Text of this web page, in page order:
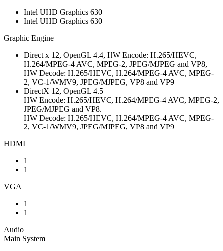
Intel UHD Graphics 630
Intel UHD Graphics 630
Graphic Engine
Direct x 12, OpenGL 4.4, HW Encode: H.265/HEVC,
H.264/MPEG-4 AVC, MPEG-2, JPEG/MJPEG and VP8,
HW Decode: H.265/HEVC, H.264/MPEG-4 AVC, MPEG-
2, VC-1/WMV9, JPEG/MJPEG, VP8 and VP9
DirectX 12, OpenGL 4.5
HW Encode: H.265/HEVC, H.264/MPEG-4 AVC, MPEG-2,
JPEG/MJPEG and VP8.
HW Decode: H.265/HEVC, H.264/MPEG-4 AVC, MPEG-
2, VC-1/WMV9, JPEG/MJPEG, VP8 and VP9
HDMI
1
1
VGA
1
1
Audio
Main System